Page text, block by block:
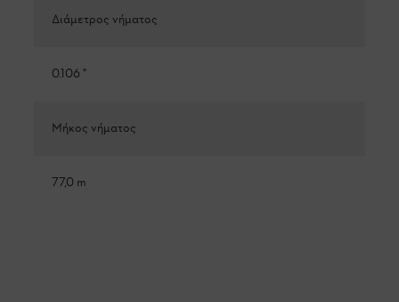
Διάμετρος νήματος
0.106 "
Μήκος νήματος
77,0 m